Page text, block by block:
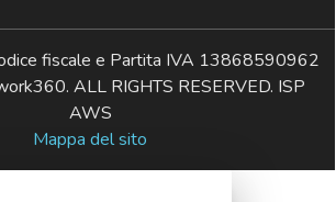
fiscale e Partita IVA 13868590962
ALL RIGHTS RESERVED. ISP
AWS
Mappa del sito